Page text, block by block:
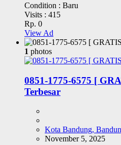
Condition : Baru
Visits : 415
Rp. 0
View Ad
1 photos
0851-1775-6575 [
Terbesar
Kota Bandung,
November 5, 2025